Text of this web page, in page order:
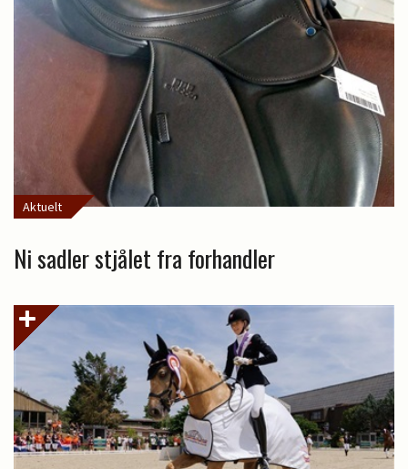
Aktuelt
Ni sadler stjålet fra forhandler